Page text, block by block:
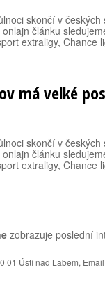
skončí v
článku
extraligy, Chance
má velké
skončí v
článku
extraligy, Chance
zobrazuje poslední
01 Ústí nad Labem,